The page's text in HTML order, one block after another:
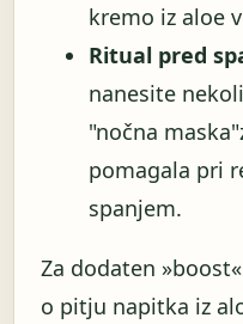
kremo iz aloe
Ritual pred
nanesite
"nočna
pomagala pri
spanjem.
Za dodaten
o pitju napitka iz